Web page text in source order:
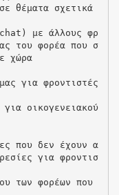
θέματα σχετικά
με άλλους φρ
του φορέα που σ
χώρα
για φροντιστές
οικογενειακού
που δεν έχουν α
για φροντισ
των φορέων που